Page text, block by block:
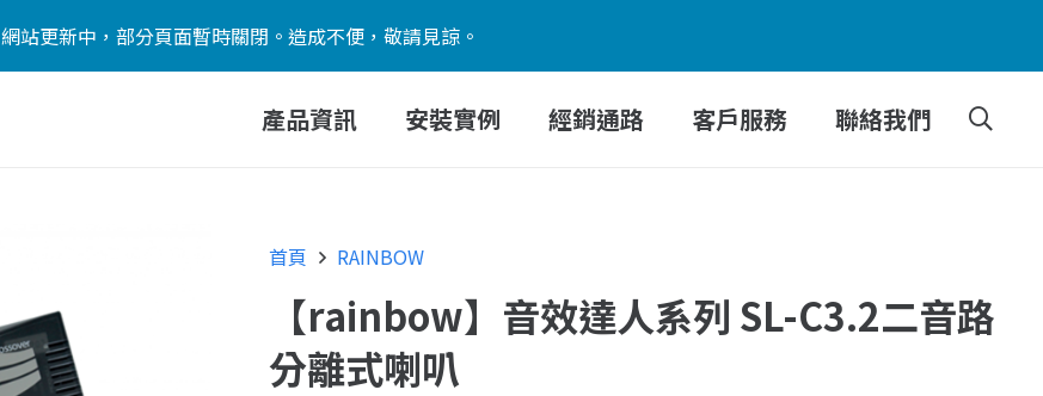
網站更新中，部分頁面暫時關閉。造成不便，敬請見諒。
產品資訊 安裝實例 經銷通路 客戶服務 聯絡我們
首頁 RAINBOW
【rainbow】音效達人系列 SL-C3.2二音路
分離式喇叭